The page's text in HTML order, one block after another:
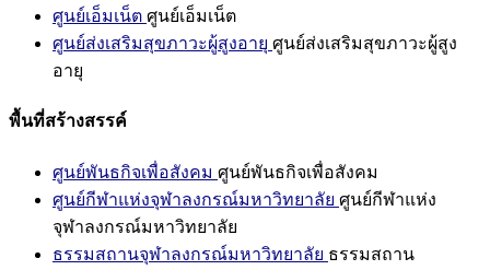
ศูนย์เอ็มเน็ต ศูนย์เอ็มเน็ต
ศูนย์ส่งเสริมสุขภาวะผู้สูงอายุ ศูนย์ส่งเสริมสุขภาวะผู้สูง
อายุ
พื้นที่สร้างสรรค์
ศูนย์พันธกิจเพื่อสังคม ศูนย์พันธกิจเพื่อสังคม
ศูนย์กีฬาแห่งจุฬาลงกรณ์มหาวิทยาลัย ศูนย์กีฬาแห่ง
จุฬาลงกรณ์มหาวิทยาลัย
ธรรมสถานจุฬาลงกรณ์มหาวิทยาลัย ธรรมสถาน